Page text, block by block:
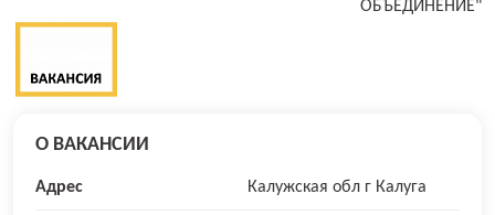
ОБЪЕДИНЕНИЕ"
О ВАКАНСИИ
Адрес Калужская обл г Калуга